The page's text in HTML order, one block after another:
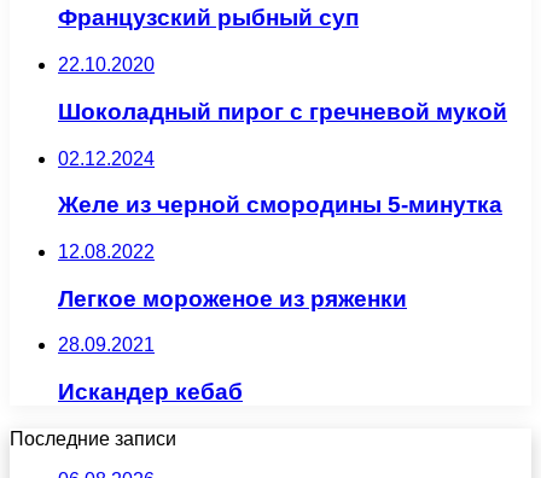
Французский рыбный суп
22.10.2020
Шоколадный пирог с гречневой мукой
02.12.2024
Желе из черной смородины 5-минутка
12.08.2022
Легкое мороженое из ряженки
28.09.2021
Искандер кебаб
Последние записи